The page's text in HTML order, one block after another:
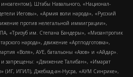
Штабы Навального, «Национал-
Иеговы», «Армия воли народа», «Русский
против нелегальной иммиграции»,
«Тризуб им. Степана Бандеры», «Мизантропик
народа», движение «Артподготовка»,
«Воля», АУЕ, батальоны «Азов» и «Айдар».
запрещены: «Движение Талибан», «Имарат
(ИГ, ИГИЛ), Джебхад-ан-Нусра, «АУМ Синрике»,